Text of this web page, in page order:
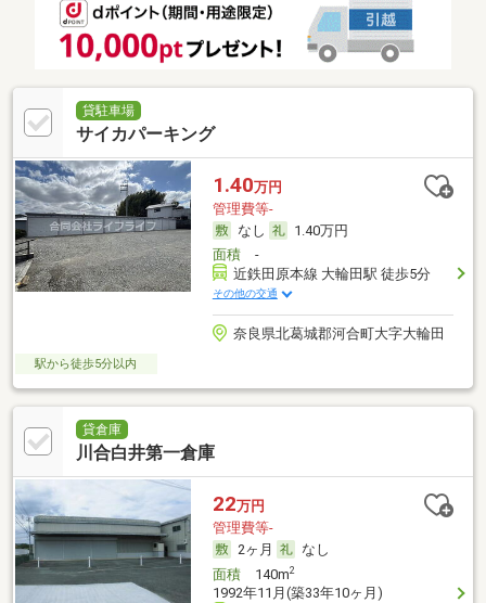
貸駐車場
サイカパーキング
1.40万円
管理費等-
なし
1.40万円
面積-
近鉄田原本線 大輪田駅 徒歩5分
その他の交通
奈良県北葛城郡河合町大字大輪田
駅から徒歩5分以内
貸倉庫
川合白井第一倉庫
22万円
管理費等-
2ヶ月
なし
面積140m2
1992年11月(築33年10ヶ月)